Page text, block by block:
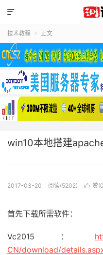

技术教程  正文
win10本地搭建
2017-03-20 阅读(5202)  赞(0
首先下载所需软件：
Vc2015：
CN/download/